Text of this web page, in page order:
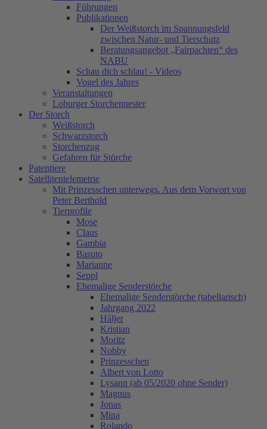
Führungen
Publikationen
Der Weißstorch im Spannungsfeld
zwischen Natur- und Tierschutz
Beratungsangebot „Fairpachten“ des
NABU
Schau dich schlau! - Videos
Vogel des Jahres
Veranstaltungen
Loburger Storchennester
Der Storch
Weißstorch
Schwarzstorch
Storchenzug
Gefahren für Störche
Patentiere
Satellitentelemetrie
Mit Prinzesschen unterwegs. Aus dem Vorwort von
Peter Berthold
Tierprofile
Mose
Claus
Gambia
Basuto
Marianne
Seppl
Ehemalige Senderstörche
Ehemalige Senderstörche (tabellarisch)
Jahrgang 2022
Håljer
Kristian
Moritz
Nobby
Prinzesschen
Albert von Lotto
Lysann (ab 05/2020 ohne Sender)
Magnus
Jonas
Mina
Rolando